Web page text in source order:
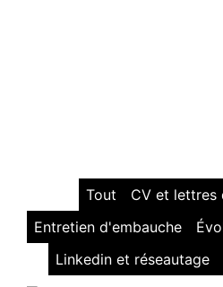
CV et lettres
Entretien d'embauche
Linkedin et réseautage
Tout